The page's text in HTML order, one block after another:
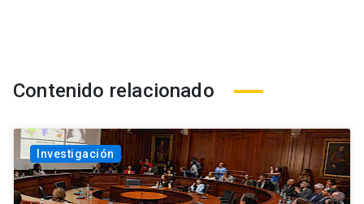
Contenido relacionado
Investigación